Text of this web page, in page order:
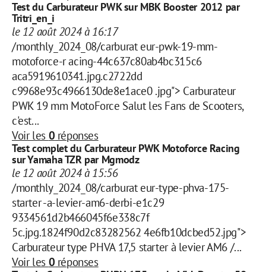
Test du Carburateur PWK sur MBK Booster 2012 par
Tritri_en_i
le 12 août 2024 à 16:17
/monthly_2024_08/carburat eur-pwk-19-mm-
motoforce-r acing-44c637c80ab4bc315c6
aca5919610341.jpg.c2722dd
c9968e93c4966130de8e1ace0 .jpg"> Carburateur
PWK 19 mm MotoForce Salut les Fans de Scooters,
c'est...
Voir les 0 réponses
Test complet du Carburateur PWK Motoforce Racing
sur Yamaha TZR par Mgmodz
le 12 août 2024 à 15:56
/monthly_2024_08/carburat eur-type-phva-175-
starter -a-levier-am6-derbi-e1c29
9334561d2b466045f6e338c7f
5c.jpg.1824f90d2c83282562 4e6fb10dcbed52.jpg">
Carburateur type PHVA 17,5 starter à levier AM6 /...
Voir les 0 réponses